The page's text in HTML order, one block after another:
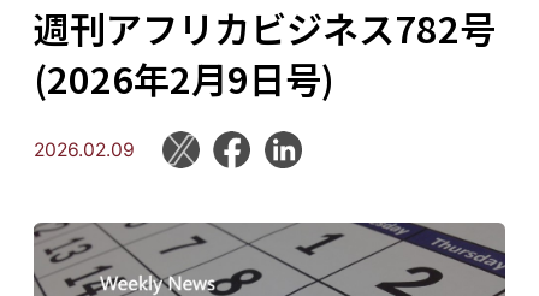
週刊アフリカビジネス782号
(2026年2月9日号)
2026.02.09